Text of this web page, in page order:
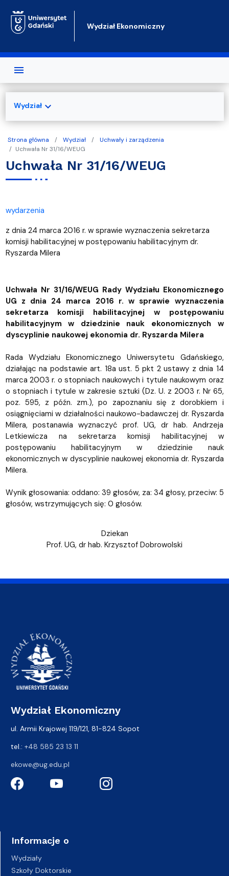
Wydział Ekonomiczny
Strona główna Wydział
Uchwały i zarządzenia
Uchwała Nr 31/16/WEUG
Uchwała Nr 31/16/WEUG
wydarzenia
z dnia 24 marca 2016 r. w sprawie wyznaczenia sekretarza
komisji habilitacyjnej w postępowaniu habilitacyjnym dr.
Ryszarda Milera
Uchwała Nr 31/16/WEUG Rady Wydziału Ekonomicznego
UG z dnia 24 marca 2016 r. w sprawie wyznaczenia
sekretarza komisji habilitacyjnej w postępowaniu
habilitacyjnym w dziedzinie nauk ekonomicznych w
dyscyplinie naukowej ekonomia dr. Ryszarda Milera
Rada Wydziału Ekonomicznego Uniwersytetu Gdańskiego,
działając na podstawie art. 18a ust. 5 pkt 2 ustawy z dnia 14
marca 2003 r. o stopniach naukowych i tytule naukowym oraz
o stopniach i tytule w zakresie sztuki (Dz. U. z 2003 r. Nr 65,
poz. 595, z późn. zm.), po zapoznaniu się z dorobkiem i
osiągnięciami w działalności naukowo-badawczej dr. Ryszarda
Milera, postanawia wyznaczyć prof. UG, dr hab. Andrzeja
Letkiewicza na sekretarza komisji habilitacyjnej w
postępowaniu habilitacyjnym w dziedzinie nauk
ekonomicznych w dyscyplinie naukowej ekonomia dr. Ryszarda
Milera.
Wynik głosowania: oddano: 39 głosów, za: 34 głosy, przeciw: 5
głosów, wstrzymujących się: 0 głosów.
Dziekan
Prof. UG, dr hab. Krzysztof Dobrowolski
Wydziałexpand_more
Wydział Ekonomiczny
ul. Armii Krajowej 119/121, 81-824 Sopot
tel.: +48 585 23 13 11
ekowe@ug.edu.pl
Informacje o
Wydziały
Szkoły Doktorskie